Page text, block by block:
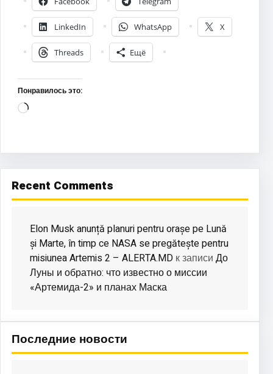
LinkedIn WhatsApp X
Threads Ещё
Понравилось это:
Загрузка…
Recent Comments
Elon Musk anunță planuri pentru orașe pe Lună
și Marte, în timp ce NASA se pregătește pentru
misiunea Artemis 2 – ALERTA.MD к записи До
Луны и обратно: что известно о миссии
«Артемида-2» и планах Маска
Последние новости